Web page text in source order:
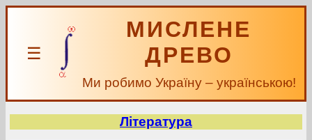
☰
МИСЛЕНЕ
ДРЕВО
Ми робимо Україну – українською!
Література